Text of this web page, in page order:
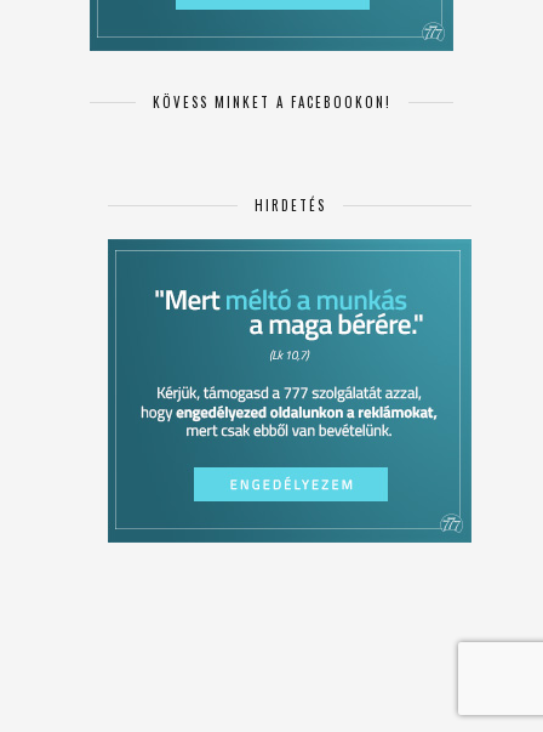
KÖVESS MINKET A FACEBOOKON!
HIRDETÉS